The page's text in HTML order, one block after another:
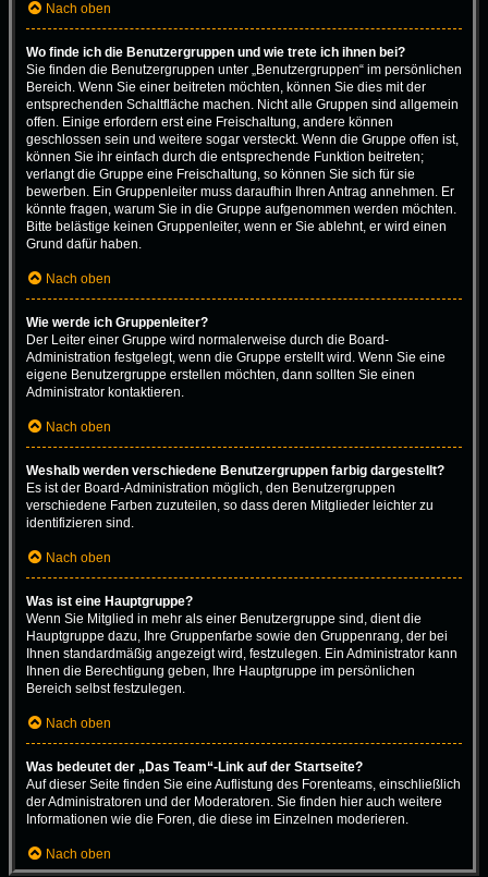
Nach oben
Wo finde ich die Benutzergruppen und wie trete ich ihnen bei?
Sie finden die Benutzergruppen unter „Benutzergruppen“ im persönlichen
Bereich. Wenn Sie einer beitreten möchten, können Sie dies mit der
entsprechenden Schaltfläche machen. Nicht alle Gruppen sind allgemein
offen. Einige erfordern erst eine Freischaltung, andere können
geschlossen sein und weitere sogar versteckt. Wenn die Gruppe offen ist,
können Sie ihr einfach durch die entsprechende Funktion beitreten;
verlangt die Gruppe eine Freischaltung, so können Sie sich für sie
bewerben. Ein Gruppenleiter muss daraufhin Ihren Antrag annehmen. Er
könnte fragen, warum Sie in die Gruppe aufgenommen werden möchten.
Bitte belästige keinen Gruppenleiter, wenn er Sie ablehnt, er wird einen
Grund dafür haben.
Nach oben
Wie werde ich Gruppenleiter?
Der Leiter einer Gruppe wird normalerweise durch die Board-
Administration festgelegt, wenn die Gruppe erstellt wird. Wenn Sie eine
eigene Benutzergruppe erstellen möchten, dann sollten Sie einen
Administrator kontaktieren.
Nach oben
Weshalb werden verschiedene Benutzergruppen farbig dargestellt?
Es ist der Board-Administration möglich, den Benutzergruppen
verschiedene Farben zuzuteilen, so dass deren Mitglieder leichter zu
identifizieren sind.
Nach oben
Was ist eine Hauptgruppe?
Wenn Sie Mitglied in mehr als einer Benutzergruppe sind, dient die
Hauptgruppe dazu, Ihre Gruppenfarbe sowie den Gruppenrang, der bei
Ihnen standardmäßig angezeigt wird, festzulegen. Ein Administrator kann
Ihnen die Berechtigung geben, Ihre Hauptgruppe im persönlichen
Bereich selbst festzulegen.
Nach oben
Was bedeutet der „Das Team“-Link auf der Startseite?
Auf dieser Seite finden Sie eine Auflistung des Forenteams, einschließlich
der Administratoren und der Moderatoren. Sie finden hier auch weitere
Informationen wie die Foren, die diese im Einzelnen moderieren.
Nach oben